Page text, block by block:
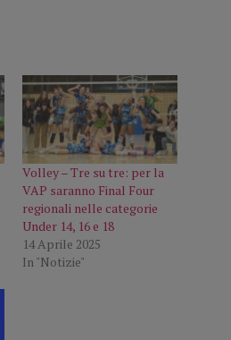
Volley – Tre su tre: per la
VAP saranno Final Four
regionali nelle categorie
Under 14, 16 e 18
14 Aprile 2025
In "Notizie"